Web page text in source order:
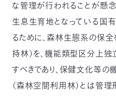
な管理が行われることが懸
生息生育地となっている国
るために、森林生態系の保
持林）を、機能類型区分上独
すべきであり、保健文化等
（森林空間利用林）とは管理